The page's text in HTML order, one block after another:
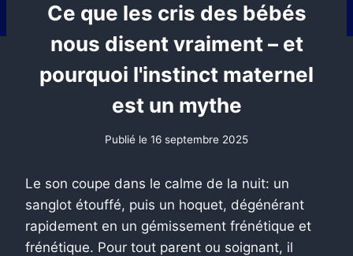
Ce que les cris des bébés
nous disent vraiment – et
pourquoi l'instinct maternel
est un mythe
Publié le 16 septembre 2025
Le son coupe dans le calme de la nuit: un
sanglot étouffé, puis un hoquet, dégénérant
rapidement en un gémissement frénétique et
frénétique. Pour tout parent ou soignant, il